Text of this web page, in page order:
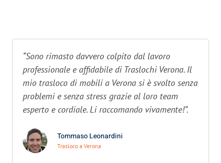
“Sono rimasto davvero colpito dal lavoro
professionale e affidabile di Traslochi Verona. Il
mio trasloco di mobili a Verona si è svolto senza
problemi e senza stress grazie al loro team
esperto e cordiale. Li raccomando vivamente!”.
Tommaso Leonardini
Trasloco a Verona